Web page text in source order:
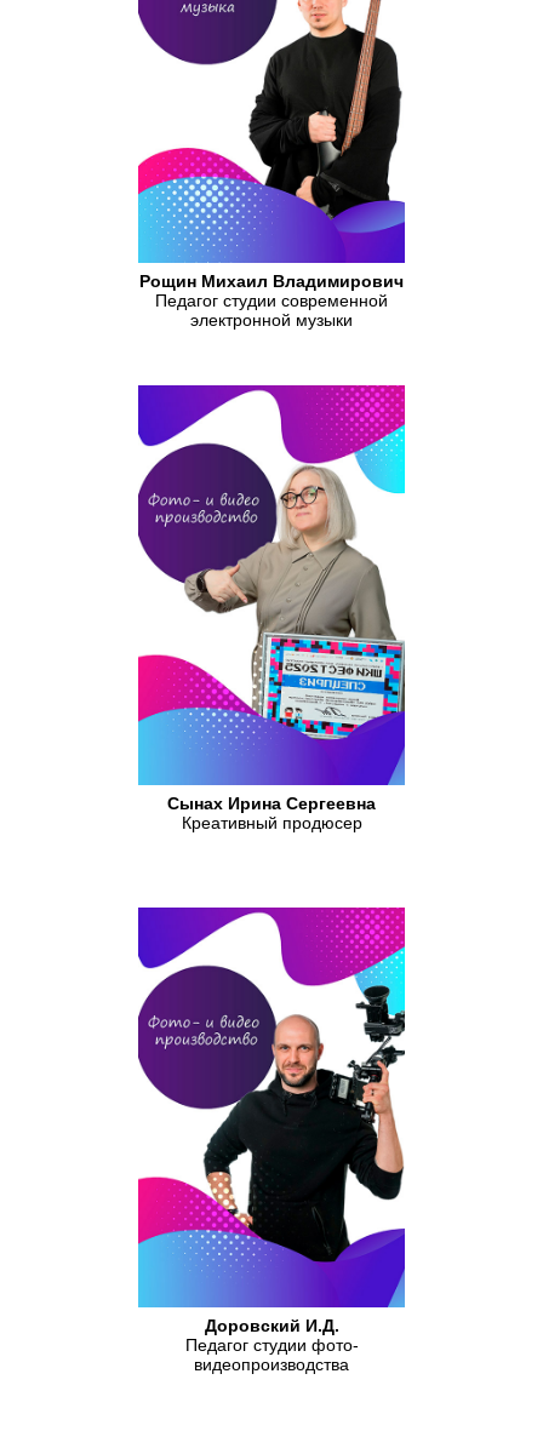
Рощин Михаил Владимирович
Педагог студии современной
электронной музыки
Сынах Ирина Сергеевна
Креативный продюсер
Доровский И.Д.
Педагог студии фото-
видеопроизводства